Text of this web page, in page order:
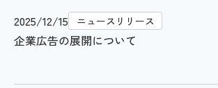
2025/12/15 ニュースリリース
企業広告の展開について